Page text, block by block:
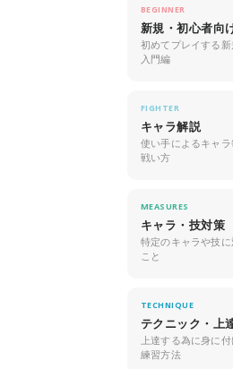
BEGINNER
新規・初心者向
初めてプレイする
入門編
FIGHTER
キャラ解説
使い手によるキャ
戦い方
MEASURES
キャラ・技対策
特定のキャラや技
こと
TECHNIQUE
テクニック・上
上達する為に身に
練習方法